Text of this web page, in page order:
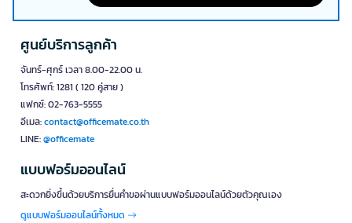
ศูนย์บริการลูกค้า
จันทร์-ศุกร์ เวลา 8.00-22.00 น.
โทรศัพท์: 1281 ( 120 คู่สาย )
แฟกซ์: 02-763-5555
อีเมล:contact@officemate.co.th
LINE:@officemate
แบบฟอร์มออนไลน์
สะดวกยิ่งขึ้นด้วยบริการยื่นคำขอผ่านแบบฟอร์มออนไลน์ด้วยตัวคุณเอง
ดูแบบฟอร์มออนไลน์ทั้งหมด